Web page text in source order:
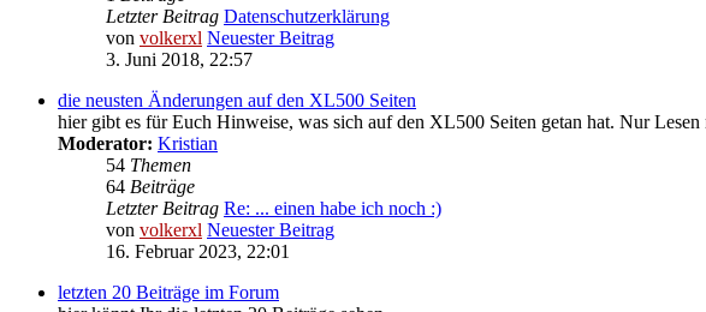
Letzter Beitrag Datenschutzerklärung
von volkerxl Neuester Beitrag
3. Juni 2018, 22:57
die neusten Änderungen auf den XL500 Seiten
hier gibt es für Euch Hinweise, was sich auf den XL500 Seiten getan hat. Nur Lesen
Moderator: Kristian
54 Themen
64 Beiträge
Letzter Beitrag Re: ... einen habe ich noch :)
von volkerxl Neuester Beitrag
16. Februar 2023, 22:01
letzten 20 Beiträge im Forum